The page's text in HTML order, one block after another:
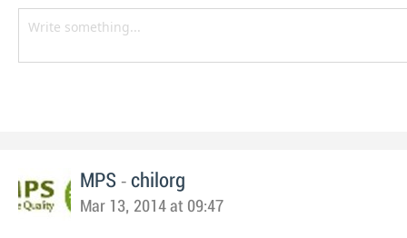
MPS - chilorg
Mar 13, 2014 at 09:47